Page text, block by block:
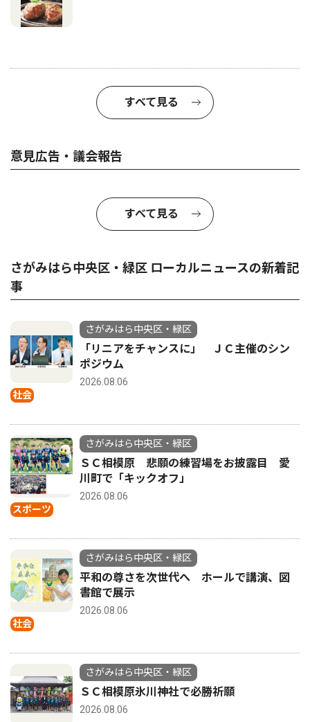
すべて見る
意見広告・議会報告
すべて見る
さがみはら中央区・緑区 ローカルニュースの新着記
事
社会
さがみはら中央区・緑区
「リニアをチャンスに」 ＪＣ主催のシン
ポジウム
2026.08.06
スポーツ
さがみはら中央区・緑区
ＳＣ相模原 悲願の練習場をお披露目 愛
川町で「キックオフ」
2026.08.06
社会
さがみはら中央区・緑区
平和の尊さを次世代へ ホールで講演、図
書館で展示
2026.08.06
さがみはら中央区・緑区
ＳＣ相模原氷川神社で必勝祈願
2026.08.06